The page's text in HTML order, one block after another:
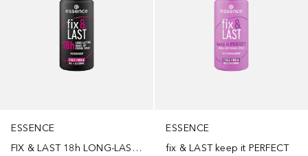
ESSENCE
FIX & LAST 18h LONG-LASTING
ESSENCE
fix & LAST keep it PERFECT